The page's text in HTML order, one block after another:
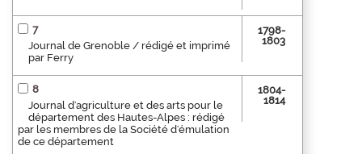
7
Journal de Grenoble / rédigé et imprimé
par Ferry
1798-
1803
8
Journal d'agriculture et des arts pour le
département des Hautes-Alpes : rédigé
par les membres de la Société d'émulation
de ce département
1804-
1814